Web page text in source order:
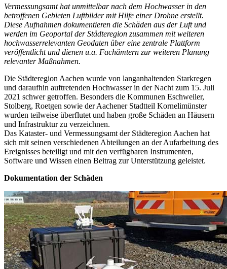
Vermessungsamt hat unmittelbar nach dem Hochwasser in den
betroffenen Gebieten Luftbilder mit Hilfe einer Drohne erstellt.
Diese Aufnahmen dokumentieren die Schäden aus der Luft und
werden im Geoportal der Städteregion zusammen mit weiteren
hochwasserrelevanten Geodaten über eine zentrale Plattform
veröffentlicht und dienen u.a. Fachämtern zur weiteren Planung
relevanter Maßnahmen.
Die Städteregion Aachen wurde von langanhaltenden Starkregen
und daraufhin auftretenden Hochwasser in der Nacht zum 15. Juli
2021 schwer getroffen. Besonders die Kommunen Eschweiler,
Stolberg, Roetgen sowie der Aachener Stadtteil Kornelimünster
wurden teilweise überflutet und haben große Schäden an Häusern
und Infrastruktur zu verzeichnen.
Das Kataster- und Vermessungsamt der Städteregion Aachen hat
sich mit seinen verschiedenen Abteilungen an der Aufarbeitung des
Ereignisses beteiligt und mit den verfügbaren Instrumenten,
Software und Wissen einen Beitrag zur Unterstützung geleistet.
Dokumentation der Schäden